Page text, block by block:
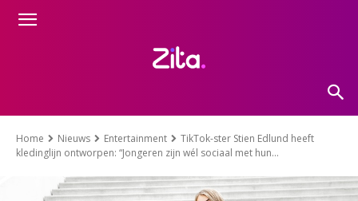
Home Nieuws Entertainment
TikTok-ster Stien Edlund heeft
kledinglijn ontworpen: “Jongeren zijn wél sociaal met hun...